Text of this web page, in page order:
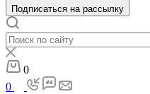
Подписаться на рассылку
0
0